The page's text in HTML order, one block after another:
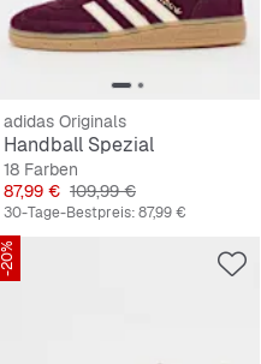
adidas Originals
Handball Spezial
18 Farben
Preis
87,99 € Originalpreis
109,99 €
30-Tage-Bestpreis:87,99 €
-20%